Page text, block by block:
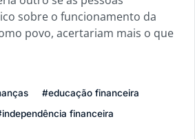
sobre o funcionamento da
povo, acertariam mais o que
#educação financeira
financeira